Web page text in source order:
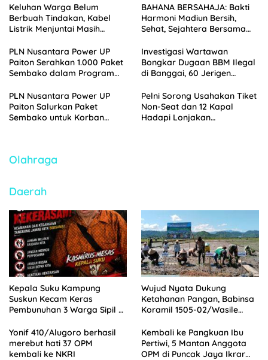
Keluhan Warga Belum
Berbuah Tindakan, Kabel
Listrik Menjuntai Masih
BAHANA BERSAHAJA: Bakti
Harmoni Madiun Bersih,
Sehat, Sejahtera Bersama
PLN Nusantara Power UP
Paiton Serahkan 1.000 Paket
Sembako dalam Program
Ramadhan 1447 H
Investigasi Wartawan
Bongkar Dugaan BBM Ilegal
di Banggai, 60 Jerigen
PLN Nusantara Power UP
Paiton Salurkan Paket
Sembako untuk Korban
Pelni Sorong Usahakan Tiket
Non-Seat dan 12 Kapal
Hadapi Lonjakan
Olahraga
Daerah
Kepala Suku Kampung
Suskun Kecam Keras
Pembunuhan 3 Warga Sipil di
Wujud Nyata Dukung
Ketahanan Pangan, Babinsa
Koramil 1505-02/Wasile
Yonif 410/Alugoro berhasil
merebut hati 37 OPM
kembali ke NKRI
Kembali ke Pangkuan Ibu
Pertiwi, 5 Mantan Anggota
OPM di Puncak Jaya Ikrar